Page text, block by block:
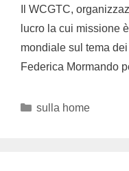
Il WCGTC,
lucro la cui missione
mondiale sul tema
Federica Mormando
sulla home